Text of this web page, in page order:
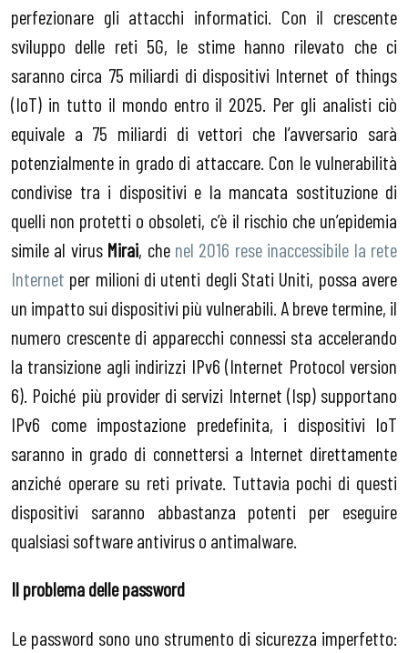
perfezionare gli attacchi informatici. Con il crescente
sviluppo delle reti 5G, le stime hanno rilevato che ci
saranno circa 75 miliardi di dispositivi Internet of things
(IoT) in tutto il mondo entro il 2025. Per gli analisti ciò
equivale a 75 miliardi di vettori che l’avversario sarà
potenzialmente in grado di attaccare. Con le vulnerabilità
condivise tra i dispositivi e la mancata sostituzione di
quelli non protetti o obsoleti, c’è il rischio che un’epidemia
simile al virus Mirai, che nel 2016 rese inaccessibile la rete
Internet per milioni di utenti degli Stati Uniti, possa avere
un impatto sui dispositivi più vulnerabili. A breve termine, il
numero crescente di apparecchi connessi sta accelerando
la transizione agli indirizzi IPv6 (Internet Protocol version
6). Poiché più provider di servizi Internet (Isp) supportano
IPv6 come impostazione predefinita, i dispositivi IoT
saranno in grado di connettersi a Internet direttamente
anziché operare su reti private. Tuttavia pochi di questi
dispositivi saranno abbastanza potenti per eseguire
qualsiasi software antivirus o antimalware.
Il problema delle password
Le password sono uno strumento di sicurezza imperfetto: